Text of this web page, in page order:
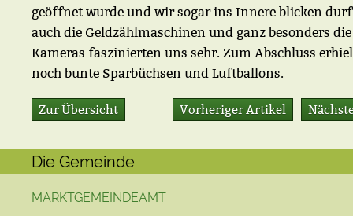
geöffnet wurde und wir sogar ins Innere blicken
auch die Geldzählmaschinen und ganz besonders
Kameras faszinierten uns sehr. Zum Abschluss
noch bunte Sparbüchsen und Luftballons.
Vorheriger Artikel
Zur Übersicht
Die Gemeinde
MARKTGEMEINDEAMT